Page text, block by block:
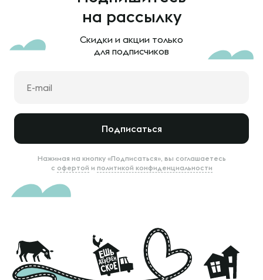
на рассылку
Скидки и акции только
для подписчиков
Подписаться
Нажимая на кнопку «Подписаться», вы соглашаетесь
с офертой и политикой конфиденциальности